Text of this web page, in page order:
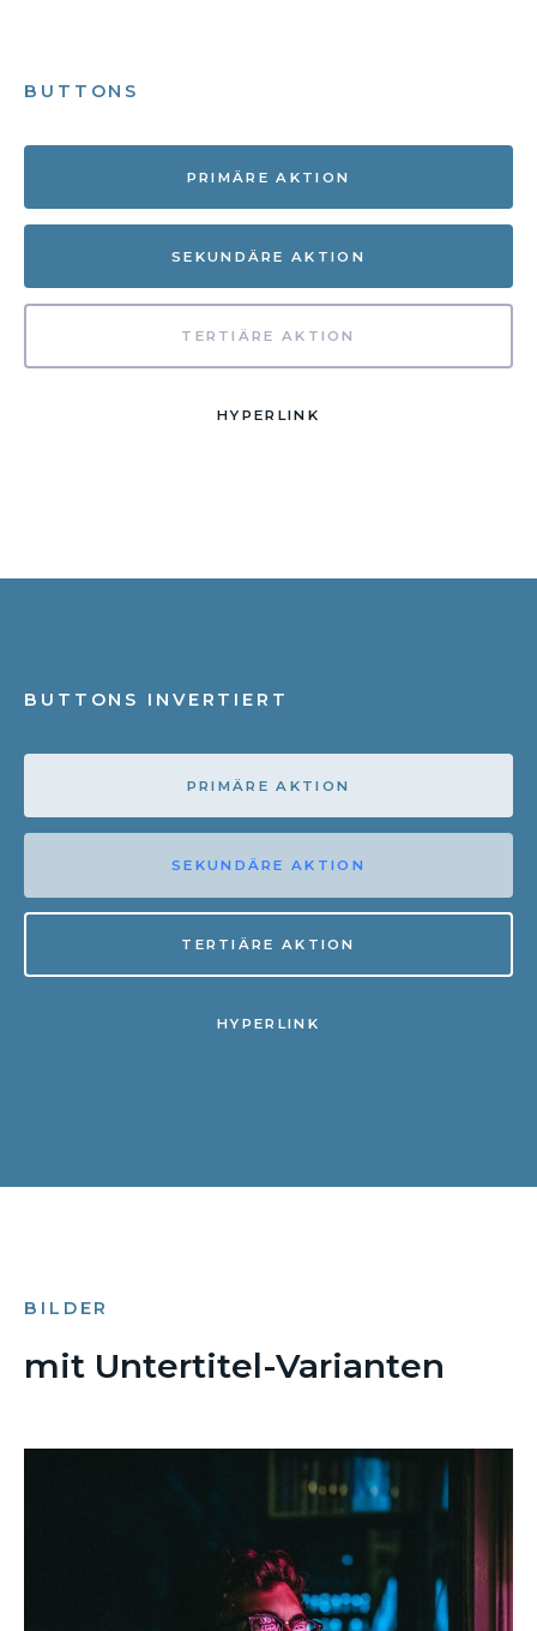
BUTTONS
PRIMÄRE AKTION
SEKUNDÄRE AKTION
TERTIÄRE AKTION
HYPERLINK
BUTTONS INVERTIERT
PRIMÄRE AKTION
SEKUNDÄRE AKTION
TERTIÄRE AKTION
HYPERLINK
BILDER
mit Untertitel-Varianten